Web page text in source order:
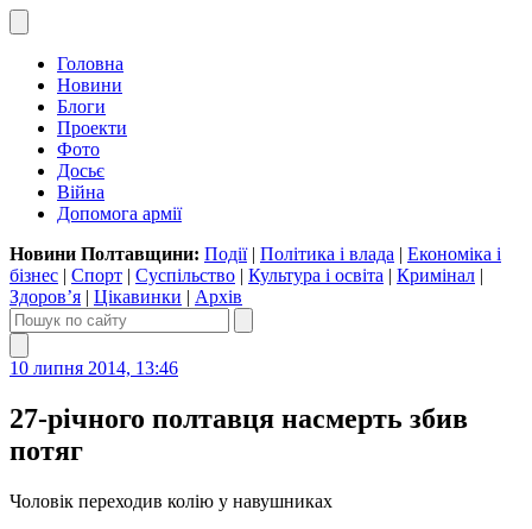
Головна
Новини
Блоги
Проекти
Фото
Досьє
Війна
Допомога армії
Новини Полтавщини: Події| Політика і влада | Економіка і
бізнес | Спорт | Суспільство | Культура і освіта | Кримінал |
Здоров’я | Цікавинки | Архів
10 липня 2014, 13:46
27-річного полтавця насмерть збив
потяг
Чоловік переходив колію у навушниках